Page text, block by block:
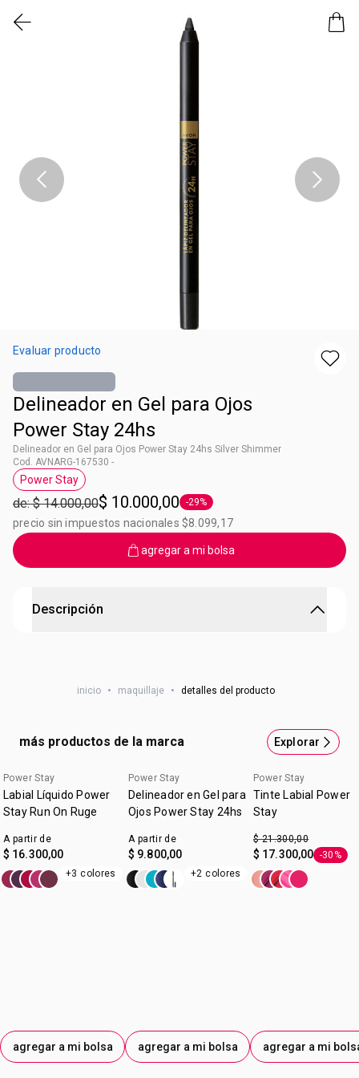
Evaluar producto
Delineador en Gel para Ojos
Power Stay 24hs
Delineador en Gel para Ojos Power Stay 24hs Silver Shimmer
Cod. AVNARG-167530 -
Etiqueta Power Stay
Power Stay
de: $ 14.000,00$ 10.000,00 Etiqueta -29%
-29%
precio sin impuestos nacionales $8.099,17
agregar a mi bolsa
Descripción
pigmentos potentes para una apariencia de alto impacto.
versatilidad; creá líneas atrevidas o difuminá para lograr
una apariencia smokey que dura todo el día.* *Basado en
consumidor.
inicio • maquillaje • detalles del producto
más productos de la marca Explorar
Power Stay
Labial Líquido Power
Stay Run On Ruge
A partir de
$ 16.300,00
+3 colores
agregar a mi bolsa
Power Stay
Delineador en Gel para
Ojos Power Stay 24hs
A partir de
$ 9.800,00
+2 colores
agregar a mi bolsa
Power Stay
Tinte Labial Power
Stay
$ 21.300,00
$ 17.300,00 Etiqueta
-30%
agregar a mi